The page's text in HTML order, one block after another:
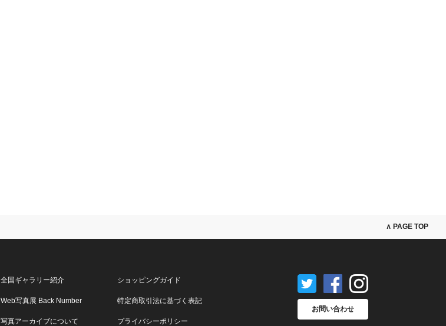
∧ PAGE TOP
全国ギャラリー紹介
Web写真展 Back Number
写真アーカイブについて
ショッピングガイド
特定商取引法に基づく表記
プライバシーポリシー
お問い合わせ